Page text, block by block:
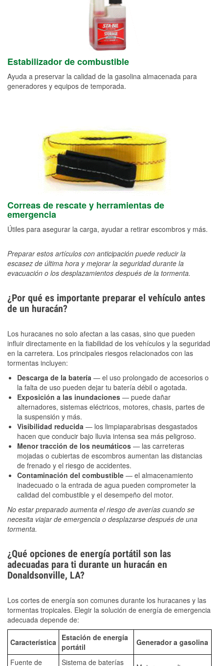
Estabilizador de combustible
Ayuda a preservar la calidad de la gasolina almacenada para
generadores y equipos de temporada.
Correas de rescate y herramientas de
emergencia
Útiles para asegurar la carga, ayudar a retirar escombros y más.
Preparar estos artículos con anticipación puede reducir la
escasez de última hora y mejorar la seguridad durante la
evacuación o los desplazamientos después de la tormenta.
¿Por qué es importante preparar el vehículo antes
de un huracán?
Los huracanes no solo afectan a las casas, sino que pueden
influir directamente en la fiabilidad de los vehículos y la seguridad
en la carretera. Los principales riesgos relacionados con las
tormentas incluyen:
Descarga de la batería — el uso prolongado de accesorios o
la falta de uso pueden dejar tu batería débil o agotada.
Exposición a las inundaciones — puede dañar
alternadores, sistemas eléctricos, motores, chasis, partes de
la suspensión y más.
Visibilidad reducida — los limpiaparabrisas desgastados
hacen que conducir bajo lluvia intensa sea más peligroso.
Menor tracción de los neumáticos — las carreteras
mojadas o cubiertas de escombros aumentan las distancias
de frenado y el riesgo de accidentes.
Contaminación del combustible — el almacenamiento
inadecuado o la entrada de agua pueden comprometer la
calidad del combustible y el desempeño del motor.
No estar preparado aumenta el riesgo de averías cuando se
necesita viajar de emergencia o desplazarse después de una
tormenta.
¿Qué opciones de energía portátil son las
adecuadas para ti durante un huracán en
Donaldsonville, LA?
Los cortes de energía son comunes durante los huracanes y las
tormentas tropicales. Elegir la solución de energía de emergencia
adecuada depende de:
Característica
Estación de energía
portátil
Generador a gasolina
Fuente de Sistema de baterías